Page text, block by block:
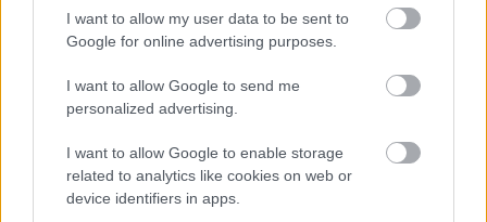
I want to allow my user data to be sent to
Google for online advertising purposes.
I want to allow Google to send me
personalized advertising.
I want to allow Google to enable storage
related to analytics like cookies on web or
device identifiers in apps.